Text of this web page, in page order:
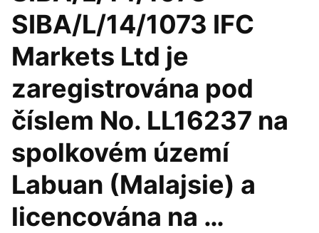
SIBA/L/14/1073 IFC
Markets Ltd je
zaregistrována pod
číslem No. LL16237 na
spolkovém území
Labuan (Malajsie) a
licencována na …